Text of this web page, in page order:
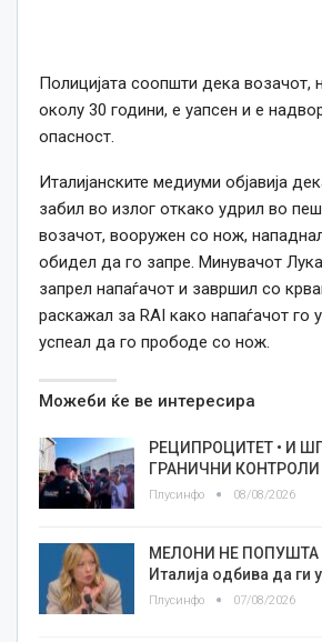
Полицијата соопшти дека возачот,
околу 30 години, е уапсен и е
опасност.
Италијанските медиуми објавија
забил во излог откако удрил во
возачот, вооружен со нож,
обидел да го запре. Минувачот
запрел напаѓачот и завршил со
раскажал за RAI како напаѓачот го
успеал да го прободе со нож.
Можеби ќе ве интересира
РЕЦИПРОЦИТЕТ • И
ГРАНИЧНИ КОНТРОЛИ
Плусинфо 08/08/2026
МЕЛОНИ НЕ
Италија одбива да ги
Плусинфо 07/08/2026